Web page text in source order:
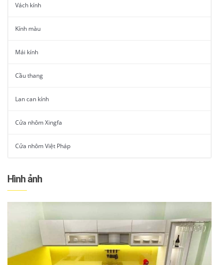
Vách kính
Kính màu
Mái kính
Cầu thang
Lan can kính
Cửa nhôm Xingfa
Cửa nhôm Việt Pháp
Hình ảnh